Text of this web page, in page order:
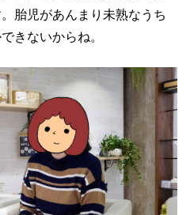
胎児があんまり未熟なうち
きないからね。